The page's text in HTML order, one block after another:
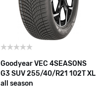
Goodyear VEC 4SEASONS
G3 SUV 255/40/R21 102T XL
all season